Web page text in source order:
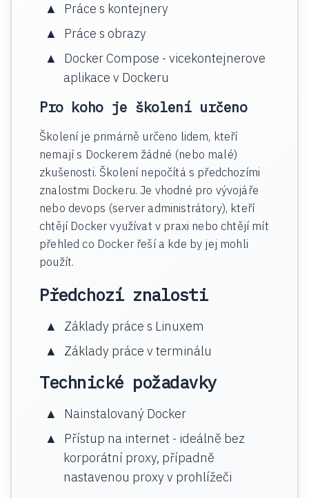
Práce s kontejnery
Práce s obrazy
Docker Compose - vicekontejnerove
aplikace v Dockeru
Pro koho je školení určeno
Školení je primárně určeno lidem, kteří
nemají s Dockerem žádné (nebo malé)
zkušenosti. Školení nepočítá s předchozími
znalostmi Dockeru. Je vhodné pro vývojáře
nebo devops (server administrátory), kteří
chtějí Docker využívat v praxi nebo chtějí mít
přehled co Docker řeší a kde by jej mohli
použít.
Předchozí znalosti
Základy práce s Linuxem
Základy práce v terminálu
Technické požadavky
Nainstalovaný Docker
Přístup na internet - ideálně bez
korporátní proxy, případně
nastavenou proxy v prohlížeči